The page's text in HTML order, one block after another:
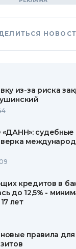
из-за риска
судебные
кредитов в
до 12,5% -
лет
правила